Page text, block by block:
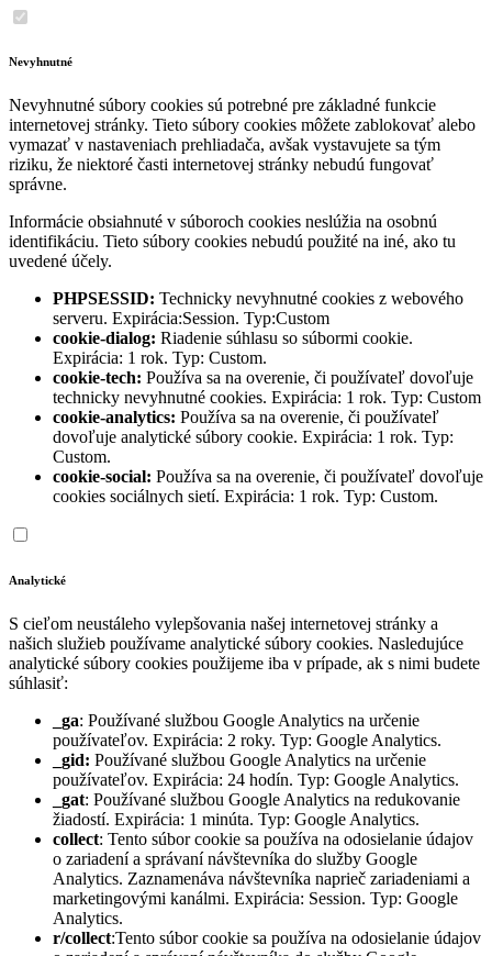
Nevyhnutné
Nevyhnutné súbory cookies sú potrebné pre základné funkcie
internetovej stránky. Tieto súbory cookies môžete zablokovať alebo
vymazať v nastaveniach prehliadača, avšak vystavujete sa tým
riziku, že niektoré časti internetovej stránky nebudú fungovať
správne.
Informácie obsiahnuté v súboroch cookies neslúžia na osobnú
identifikáciu. Tieto súbory cookies nebudú použité na iné, ako tu
uvedené účely.
PHPSESSID: Technicky nevyhnutné cookies z webového
serveru. Expirácia:Session. Typ:Custom
cookie-dialog: Riadenie súhlasu so súbormi cookie.
Expirácia: 1 rok. Typ: Custom.
cookie-tech: Používa sa na overenie, či používateľ dovoľuje
technicky nevyhnutné cookies. Expirácia: 1 rok. Typ: Custom
cookie-analytics: Používa sa na overenie, či používateľ
dovoľuje analytické súbory cookie. Expirácia: 1 rok. Typ:
Custom.
cookie-social: Používa sa na overenie, či používateľ dovoľuje
cookies sociálnych sietí. Expirácia: 1 rok. Typ: Custom.
Analytické
S cieľom neustáleho vylepšovania našej internetovej stránky a
našich služieb používame analytické súbory cookies. Nasledujúce
analytické súbory cookies použijeme iba v prípade, ak s nimi budete
súhlasiť:
_ga: Používané službou Google Analytics na určenie
používateľov. Expirácia: 2 roky. Typ: Google Analytics.
_gid: Používané službou Google Analytics na určenie
používateľov. Expirácia: 24 hodín. Typ: Google Analytics.
_gat: Používané službou Google Analytics na redukovanie
žiadostí. Expirácia: 1 minúta. Typ: Google Analytics.
collect: Tento súbor cookie sa používa na odosielanie údajov
o zariadení a správaní návštevníka do služby Google
Analytics. Zaznamenáva návštevníka naprieč zariadeniami a
marketingovými kanálmi. Expirácia: Session. Typ: Google
Analytics.
r/collect:Tento súbor cookie sa používa na odosielanie údajov